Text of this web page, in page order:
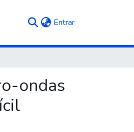
Entrar(current)
ondas